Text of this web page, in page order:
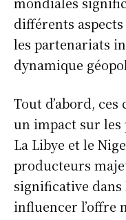
différents
les partenariats
dynamique
Tout d’abord,
un impact sur
La Libye et le
producteurs
significative
influencer l’offre